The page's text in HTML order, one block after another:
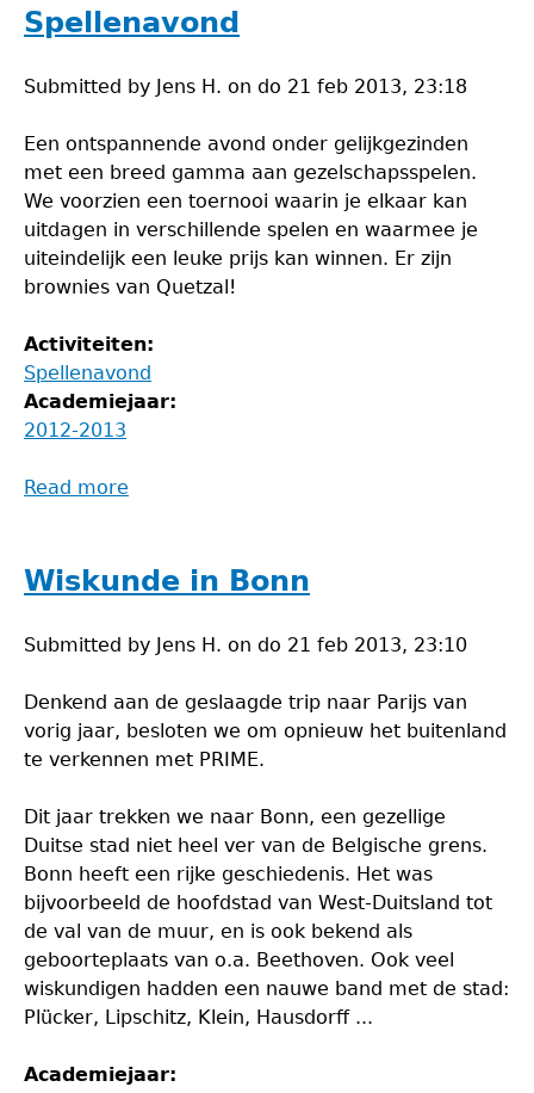
Spellenavond
Submitted by Jens H. on do 21 feb 2013, 23:18
Een ontspannende avond onder gelijkgezinden
met een breed gamma aan gezelschapsspelen.
We voorzien een toernooi waarin je elkaar kan
uitdagen in verschillende spelen en waarmee je
uiteindelijk een leuke prijs kan winnen. Er zijn
brownies van Quetzal!
Activiteiten:
Spellenavond
Academiejaar:
2012-2013
Read more
Wiskunde in Bonn
Submitted by Jens H. on do 21 feb 2013, 23:10
Denkend aan de geslaagde trip naar Parijs van
vorig jaar, besloten we om opnieuw het buitenland
te verkennen met PRIME.
Dit jaar trekken we naar Bonn, een gezellige
Duitse stad niet heel ver van de Belgische grens.
Bonn heeft een rijke geschiedenis. Het was
bijvoorbeeld de hoofdstad van West-Duitsland tot
de val van de muur, en is ook bekend als
geboorteplaats van o.a. Beethoven. Ook veel
wiskundigen hadden een nauwe band met de stad:
Plücker, Lipschitz, Klein, Hausdorff ...
Academiejaar: